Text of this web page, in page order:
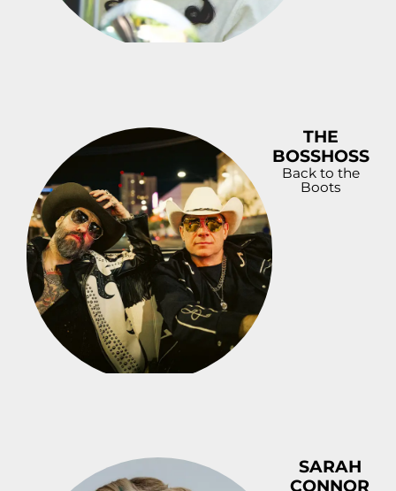
THE
BOSSHOSS
Back to the
Boots
SARAH
CONNOR